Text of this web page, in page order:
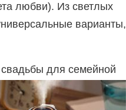
любви). Из светлых
варианты,
для семейной